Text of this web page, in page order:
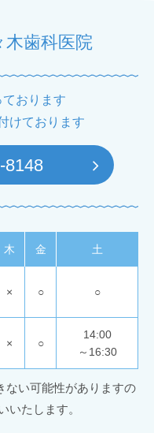
木歯科医院
おります
けております
8148
木 金 土
× ○ ○
× ○
14:00
～16:30
ない可能性がありますの
いたします。